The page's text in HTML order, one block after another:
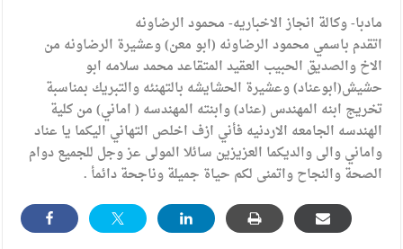
القاضي يلتقي رؤساء تحرير الصحف اليومية ويؤكد حرص مجلس
النواب على شراكة فاعلة مع الإعلام
دعوة المكلفين بخدمة العلم (الدفعة الثالثة) إلى مراجعة منصة خدمة
العلم
الملك يلتقي مجموعة من رفاق السلاح
الملك يتلقى اتصالا هاتفيا من العاهل البحريني
القاضي محمود أحمد فريحات.. مبارك ومزيدا من التوفيق
مادبا- وكالة انجاز الاخباريه- محمود الرضاونه
اتقدم باسمي محمود الرضاونه (ابو معن) وعشيرة الرضاونه من
الاخ والصديق الحبيب العقيد المتقاعد محمد سلامه ابو
حشيش(ابوعناد) وعشيرة الحشايشه بالتهنئه والتبريك بمناسبة
تخريج ابنه المهندس (عناد) وابنته المهندسه ( اماني) من كلية
الهندسه الجامعه الاردنيه فأني ازف اخلص التهاني اليكما يا عناد
واماني والى والديكما العزيزين سائلا المولى عز وجل للجميع دوام
الصحة والنجاح واتمنى لكم حياة جميلة وناجحة دائمأ .